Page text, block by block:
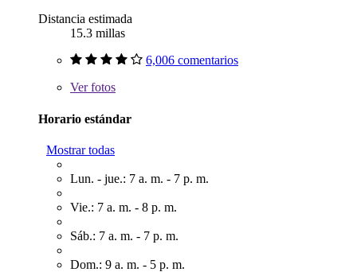
Distancia estimada
15.3 millas
6,006 comentarios
Verfotos
Horario estándar
Mostrar todas
Lun. - jue.: 7 a. m. - 7 p. m.
Vie.: 7 a. m. - 8 p. m.
Sáb.: 7 a. m. - 7 p. m.
Dom.: 9 a. m. - 5 p. m.